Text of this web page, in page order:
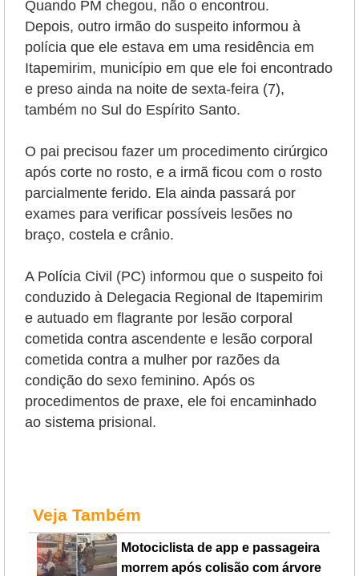
Quando PM chegou, não o encontrou.
Depois, outro irmão do suspeito informou à
polícia que ele estava em uma residência em
Itapemirim, município em que ele foi encontrado
e preso ainda na noite de sexta-feira (7),
também no Sul do Espírito Santo.
O pai precisou fazer um procedimento cirúrgico
após corte no rosto, e a irmã ficou com o rosto
parcialmente ferido. Ela ainda passará por
exames para verificar possíveis lesões no
braço, costela e crânio.
A Polícia Civil (PC) informou que o suspeito foi
conduzido à Delegacia Regional de Itapemirim
e autuado em flagrante por lesão corporal
cometida contra ascendente e lesão corporal
cometida contra a mulher por razões da
condição do sexo feminino. Após os
procedimentos de praxe, ele foi encaminhado
ao sistema prisional.
Veja Também
Motociclista de app e passageira
morrem após colisão com árvore